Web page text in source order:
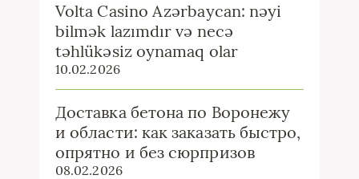
Volta Casino Azərbaycan: nəyi
bilmək lazımdır və necə
təhlükəsiz oynamaq olar
10.02.2026
Доставка бетона по Воронежу
и области: как заказать быстро,
опрятно и без сюрпризов
08.02.2026